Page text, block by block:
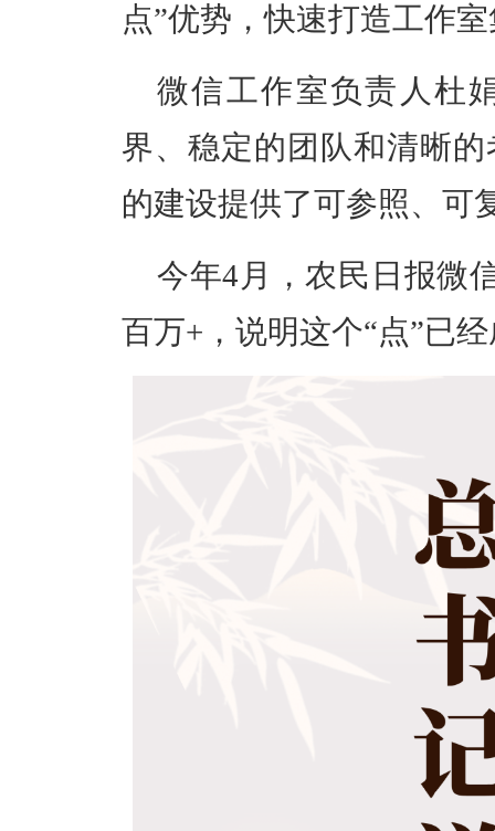
点”优势，快速打造工作
微信工作室负责人杜
界、稳定的团队和清晰
的建设提供了可参照、可
今年4月，农民日报微
百万+，说明这个“点”已